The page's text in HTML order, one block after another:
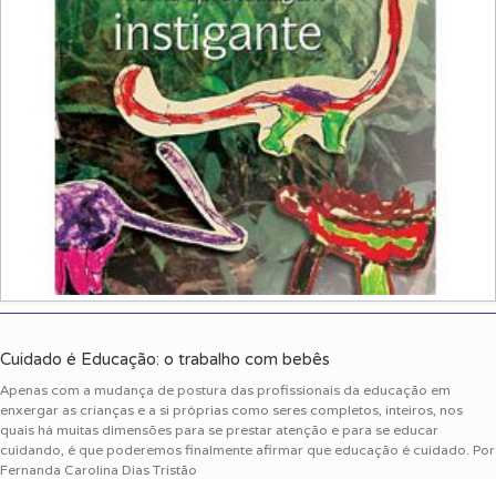
Cuidado é Educação: o trabalho com bebês
Apenas com a mudança de postura das profissionais da educação em
enxergar as crianças e a si próprias como seres completos, inteiros, nos
quais há muitas dimensões para se prestar atenção e para se educar
cuidando, é que poderemos finalmente afirmar que educação é cuidado. Por
Fernanda Carolina Dias Tristão